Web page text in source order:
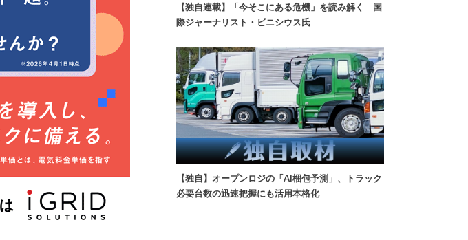
【独自連載】「今そこにある危機」を読み解く 国
際ジャーナリスト・ビニシウス氏
【独自】オープンロジの「AI梱包予測」、トラック
必要台数の迅速把握にも活用本格化